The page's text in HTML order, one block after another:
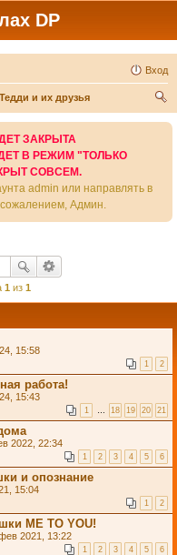
DP
Вход
и их друзья
ЗАКРЫТА
В РЕЖИМ "ТОЛЬКО
СОВСЕМ.
admin или направлять в
Админ.
1 из 1
15:58
1 2
работа!
15:43
1 … 18 19 20 21
2022, 22:34
1 2 3 4 5 6
и опознание
15:04
1 2
ME TO YOU!
2021, 13:22
1 2 3 4 5 6